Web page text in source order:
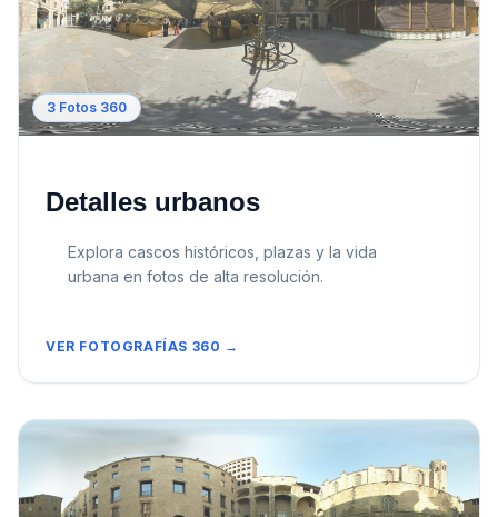
3 Fotos 360
Detalles urbanos
Explora cascos históricos, plazas y la vida
urbana en fotos de alta resolución.
VER FOTOGRAFÍAS 360 →